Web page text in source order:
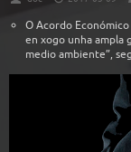
O Acordo
en xogo unha ampla
medio ambiente”,